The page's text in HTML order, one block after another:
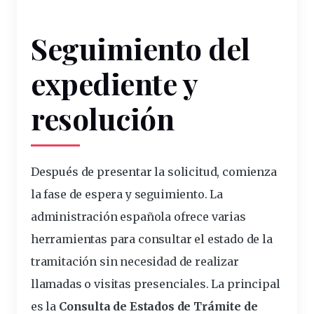
Seguimiento del
expediente y
resolución
Después de presentar la solicitud, comienza
la fase de espera y seguimiento. La
administración española ofrece varias
herramientas para consultar el estado de la
tramitación sin necesidad de realizar
llamadas o visitas presenciales. La principal
es la Consulta de Estados de Trámite de